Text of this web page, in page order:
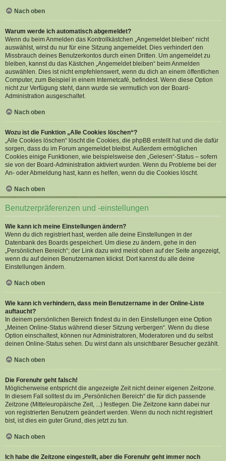
Nach oben
Warum werde ich automatisch abgemeldet?
Wenn du beim Anmelden das Kontrollkästchen „Angemeldet bleiben“ nicht
auswählst, wirst du nur für eine Sitzung angemeldet. Dies verhindert den
Missbrauch deines Benutzerkontos durch einen Dritten. Um angemeldet zu
bleiben, kannst du das Kästchen „Angemeldet bleiben“ beim Anmelden
auswählen. Dies ist nicht empfehlenswert, wenn du dich an einem öffentlichen
Computer, zum Beispiel in einem Internetcafé, befindest. Wenn diese Option
nicht zur Verfügung steht, dann wurde sie vermutlich von der Board-
Administration ausgeschaltet.
Nach oben
Wozu ist die Funktion „Alle Cookies löschen“?
„Alle Cookies löschen“ löscht die Cookies, die phpBB erstellt hat und die dafür
sorgen, dass du im Forum angemeldet bleibst. Außerdem ermöglichen
Cookies einige Funktionen, wie beispielsweise den „Gelesen“-Status – sofern
sie von der Board-Administration aktiviert wurden. Wenn du Probleme bei der
An- oder Abmeldung hast, kann es helfen, wenn du die Cookies löscht.
Nach oben
Benutzerpräferenzen und -einstellungen
Wie kann ich meine Einstellungen ändern?
Wenn du dich registriert hast, werden alle deine Einstellungen in der
Datenbank des Boards gespeichert. Um diese zu ändern, gehe in den
„Persönlichen Bereich“; der Link dazu wird meist oben auf der Seite angezeigt,
wenn du auf deinen Benutzernamen klickst. Dort kannst du alle deine
Einstellungen ändern.
Nach oben
Wie kann ich verhindern, dass mein Benutzername in der Online-Liste
auftaucht?
In deinem persönlichen Bereich findest du in den Einstellungen eine Option
„Meinen Online-Status während dieser Sitzung verbergen“. Wenn du diese
Option einschaltest, können nur Administratoren, Moderatoren und du selbst
deinen Online-Status sehen. Du wirst dann als unsichtbarer Besucher gezählt.
Nach oben
Die Forenuhr geht falsch!
Möglicherweise entspricht die angezeigte Zeit nicht deiner eigenen Zeitzone.
In diesem Fall solltest du im „Persönlichen Bereich“ die für dich passende
Zeitzone (Mitteleuropäische Zeit, ...) festlegen. Die Zeitzone kann dabei nur
von registrierten Benutzern geändert werden. Wenn du noch nicht registriert
bist, ist dies ein guter Grund, dies jetzt zu tun.
Nach oben
Ich habe die Zeitzone eingestellt, aber die Forenuhr geht immer noch